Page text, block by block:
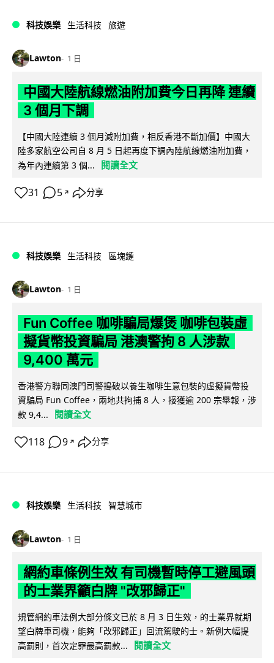
科技娛樂 生活科技 旅遊
Lawton 1 日
中國大陸航線燃油附加費今日再降 連續
3 個月下調
【中國大陸連續 3 個月減附加費，相反香港不斷加價】中國大
陸多家航空公司自 8 月 5 日起再度下調內陸航線燃油附加費，
為年內連續第 3 個...
閱讀全文
31 5 ↗ 分享
科技娛樂 生活科技 區塊鏈
Lawton 1 日
Fun Coffee 咖啡騙局爆煲 咖啡包裝虛
擬貨幣投資騙局 港澳警拘 8 人涉款
9,400 萬元
香港警方聯同澳門司警搗破以養生咖啡生意包裝的虛擬貨幣投
資騙局 Fun Coffee，兩地共拘捕 8 人，接獲逾 200 宗舉報，涉
款 9,4...
閱讀全文
118 9 ↗ 分享
科技娛樂 生活科技 智慧城市
Lawton 1 日
網約車條例生效 有司機暫時停工避風頭
的士業界籲白牌 "改邪歸正"
規管網約車法例大部分條文已於 8 月 3 日生效，的士業界就期
望白牌車司機，能夠「改邪歸正」回流駕駛的士。新例大幅提
高罰則，首次定罪最高罰款...
閱讀全文